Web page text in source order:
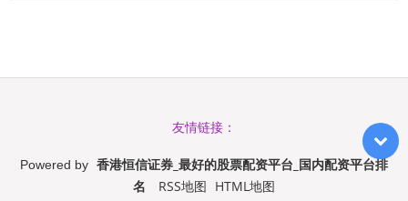
友情链接：
Powered by 香港恒信证券_最好的股票配资平台_国内配资平台排
名
RSS地图 HTML地图